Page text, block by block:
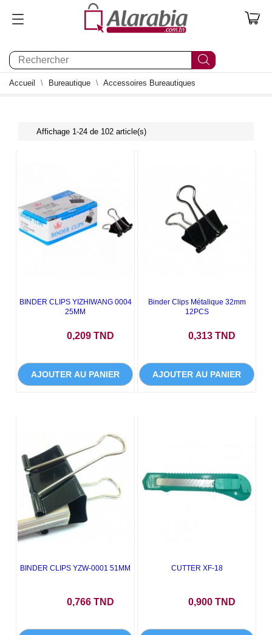
0
Accueil Bureautique Accessoires Bureautiques
Affichage 1-24 de 102 article(s)
BINDER CLIPS YIZHIWANG 0004
25MM
0,209 TND
AJOUTER AU PANIER
Binder Clips Métalique 32mm
12PCS
0,313 TND
AJOUTER AU PANIER
BINDER CLIPS YZW-0001 51MM
0,766 TND
CUTTER XF-18
0,900 TND